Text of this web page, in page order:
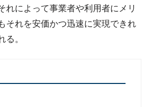
れによって事業者や利用者にメリ
それを安価かつ迅速に実現できれ
る。